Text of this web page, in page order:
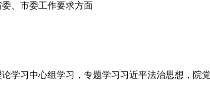
、市委工作要求方面
学习中心组学习，专题学习习近平法治思想，院